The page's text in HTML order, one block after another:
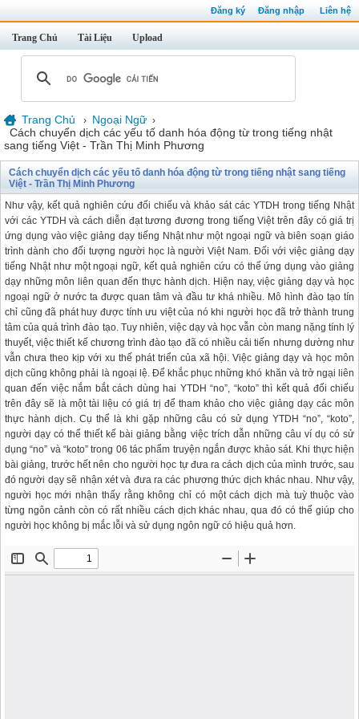
Đăng ký Đăng nhập Liên hệ
Trang Chủ Tài Liệu Upload
Trang Chủ › Ngoại Ngữ ›
Cách chuyển dịch các yếu tố danh hóa động từ trong tiếng nhật
sang tiếng Việt - Trần Thị Minh Phương
Cách chuyển dịch các yếu tố danh hóa động từ trong tiếng nhật sang tiếng
Việt - Trần Thị Minh Phương
Như vậy, kết quả nghiên cứu đối chiếu và khảo sát các YTDH trong tiếng Nhật
với các YTDH và cách diễn đạt tương đương trong tiếng Việt trên đây có giá trị
ứng dụng vào việc giảng dạy tiếng Nhật như một ngoại ngữ và biên soạn giáo
trình dành cho đối tượng người học là người Việt Nam. Đối với việc giảng dạy
tiếng Nhật như một ngoại ngữ, kết quả nghiên cứu có thể ứng dụng vào giảng
dạy những môn liên quan đến thực hành dịch. Hiện nay, việc giảng dạy và học
ngoại ngữ ở nước ta được quan tâm và đầu tư khá nhiều. Mô hình đào tạo tín
chỉ cũng đã phát huy được tính ưu việt của nó khi người học đã trở thành trung
tâm của quá trình đào tạo. Tuy nhiên, việc dạy và học vẫn còn mang nặng tính lý
thuyết, việc thiết kế chương trình đào tạo đã có nhiều cải tiến nhưng dường như
vẫn chưa theo kịp với xu thế phát triển của xã hội. Việc giảng dạy và học môn
dịch cũng không phải là ngoại lệ. Để khắc phục những khó khăn và trở ngại liên
quan đến việc nắm bắt cách dùng hai YTDH “no”, “koto” thì kết quả đối chiếu
trên đây sẽ là một tài liệu có giá trị để tham khảo cho việc giảng dạy các môn
thực hành dịch. Cụ thể là khi gặp những câu có sử dụng YTDH “no”, “koto”,
người dạy có thể thiết kế bài giảng bằng việc trích dẫn những câu ví dụ có sử
dụng “no” và “koto” trong 06 tác phẩm truyện ngắn được khảo sát. Khi thực hiện
bài giảng, trước hết nên cho người học tự đưa ra cách dịch của mình trước, sau
đó người dạy sẽ nhận xét và đưa ra các phương thức dịch khác nhau. Như vậy,
người học mới nhận thấy rằng không chỉ có một cách dịch mà tuỳ thuộc vào
từng ngôn cảnh còn có rất nhiều cách dịch khác nhau, qua đó có thể giúp cho
người học không bị mắc lỗi và sử dụng ngôn ngữ có hiệu quả hơn.